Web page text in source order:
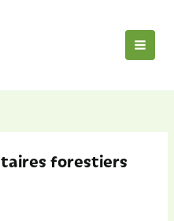
forestiers